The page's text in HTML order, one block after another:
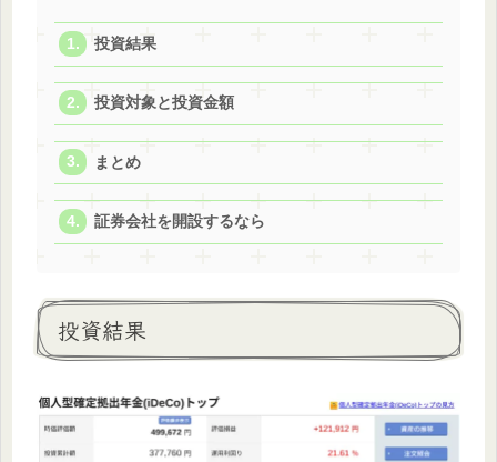
投資結果
投資対象と投資金額
まとめ
証券会社を開設するなら
投資結果